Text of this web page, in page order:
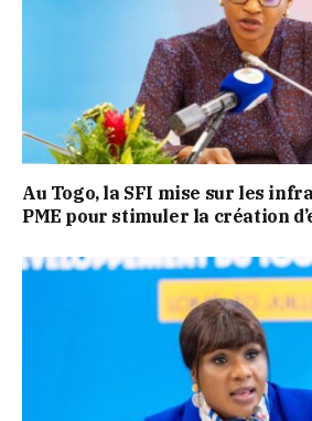
Au Togo, la SFI mise sur les
PME pour stimuler la création